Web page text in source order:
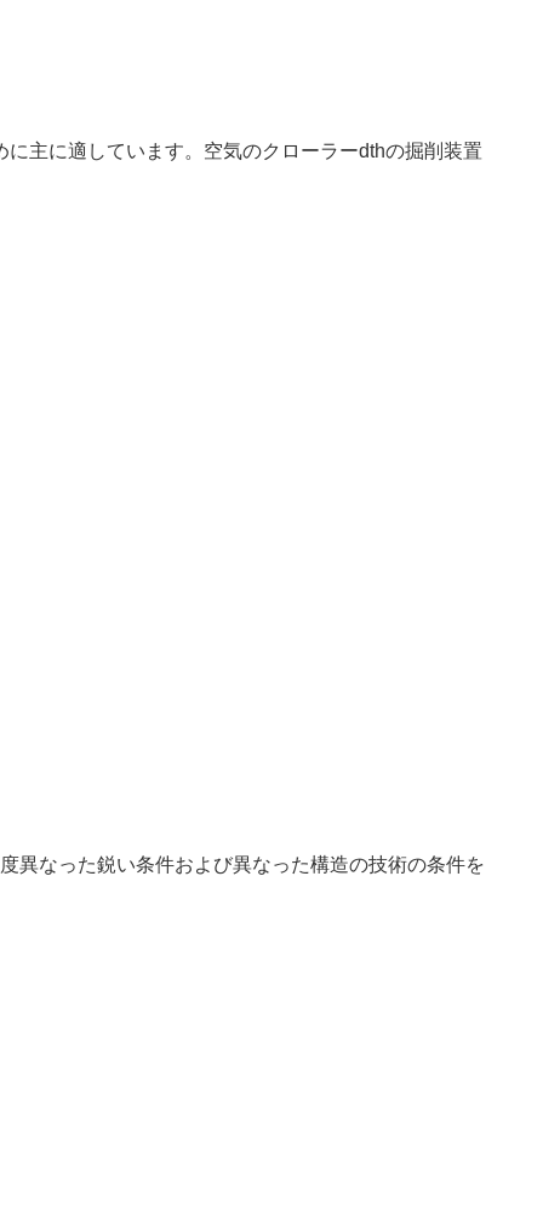
主に適しています。空気のクローラーdthの掘削装置
異なった鋭い条件および異なった構造の技術の条件を